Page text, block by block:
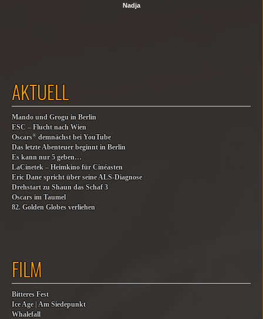
Nadja
AKTUELL
Mando und Grogu in Berlin
ESC – Flucht nach Wien
Oscars® demnächst bei YouTube
Das letzte Abenteuer beginnt in Berlin
Es kann nur 5 geben…
LaCinetek – Heimkino für Cinéasten
Eric Dane spricht über seine ALS-Diagnose
Drehstart zu Shaun das Schaf 3
Oscars im Taumel
82. Golden Globes verliehen
FILM
Bitteres Fest
Ice Age | Am Siedepunkt
Whalefall